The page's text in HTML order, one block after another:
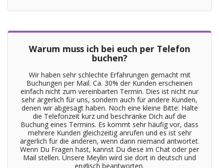
Warum muss ich bei euch per Telefon
buchen?
Wir haben sehr schlechte Erfahrungen gemacht mit
Buchungen per Mail. Ca. 30% der Kunden erscheinen
einfach nicht zum vereinbarten Termin. Dies ist nicht nur
sehr ärgerlich für uns, sondern auch für andere Kunden,
denen wir abgesagt haben. Noch eine kleine Bitte: Halte
die Telefonzeit kurz und beschränke Dich auf die
Buchung eines Termins. Es kommt sehr häufig vor, dass
mehrere Kunden gleichzeitig anrufen und es ist sehr
ärgerlich für die anderen, wenn dann niemand antwortet.
Wenn Du Fragen hast, kannst Du diese im Chat oder per
Mail stellen. Unsere Meylin wird sie dort in deutsch und
englisch beantworten.